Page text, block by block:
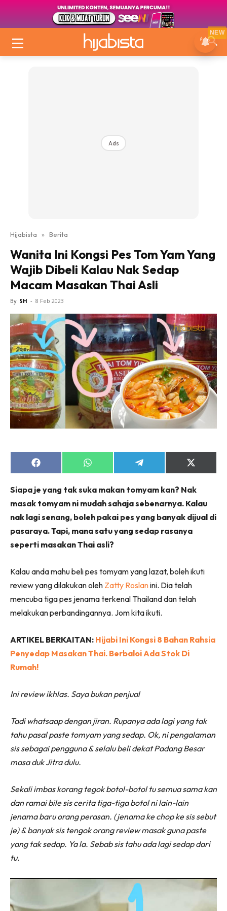
Ads
Hijabista » Berita
Wanita Ini Kongsi Pes Tom Yam Yang
Wajib Dibeli Kalau Nak Sedap
Macam Masakan Thai Asli
By SH - 8 Feb 2023
Share
on
Share
on
Share
on
Share
on
(Twitter)
Siapa je yang tak suka makan tomyam kan? Nak
masak tomyam ni mudah sahaja sebenarnya. Kalau
nak lagi senang, boleh pakai pes yang banyak dijual di
pasaraya. Tapi, mana satu yang sedap rasanya
seperti masakan Thai asli?
Kalau anda mahu beli pes tomyam yang lazat, boleh ikuti
review yang dilakukan oleh Zatty Roslanini. Dia telah
mencuba tiga pes jenama terkenal Thailand dan telah
melakukan perbandingannya. Jom kita ikuti.
ARTIKEL BERKAITAN: Hijabi Ini Kongsi 8 Bahan Rahsia
Penyedap Masakan Thai. Berbaloi Ada Stok Di
Rumah!
Ini review ikhlas. Saya bukan penjual
Tadi whatsaap dengan jiran. Rupanya ada lagi yang tak
tahu pasal paste tomyam yang sedap. Ok, ni pengalaman
sis sebagai pengguna & selalu beli dekat Padang Besar
masa duk Jitra dulu.
Sekali imbas korang tegok botol-botol tu semua sama kan
dan ramai bile sis cerita tiga-tiga botol ni lain-lain
jenama baru orang perasan. (jenama ke chop ke sis sebut
je) & banyak sis tengok orang review masak guna paste
yang tak sedap. Ya la. Sebab sis tahu ada lagi sedap dari
tu.
NEW